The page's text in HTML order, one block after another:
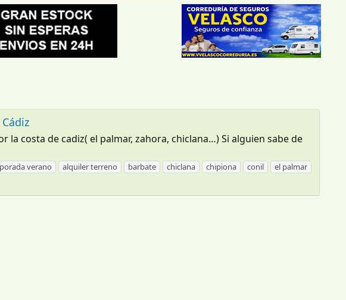
costa de cadiz( el palmar, zahora, chiclana…) Si alguien sabe de
verano alquiler terreno barbate chiclana chipiona conil
el palmar